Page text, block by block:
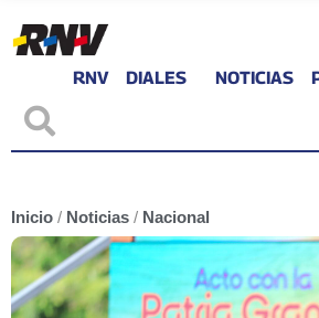
RNV DIALES NOTICIAS
Inicio / Noticias / Nacional